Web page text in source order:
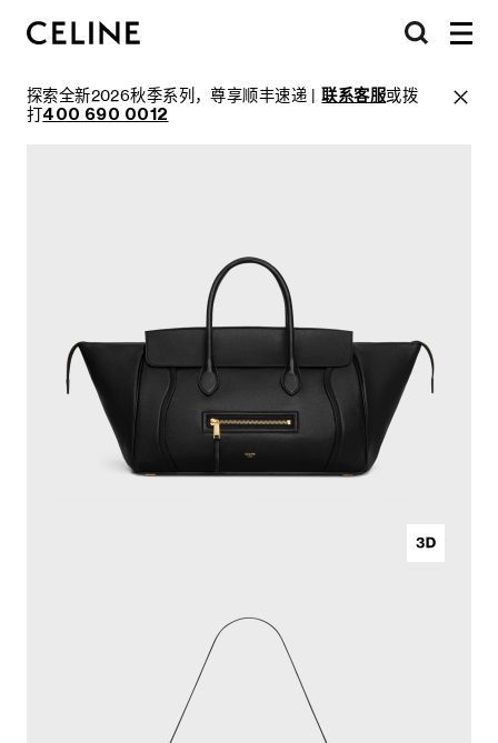
探索全新2026秋季系列，尊享顺丰速递 |联系客服或拨
打400 690 0012